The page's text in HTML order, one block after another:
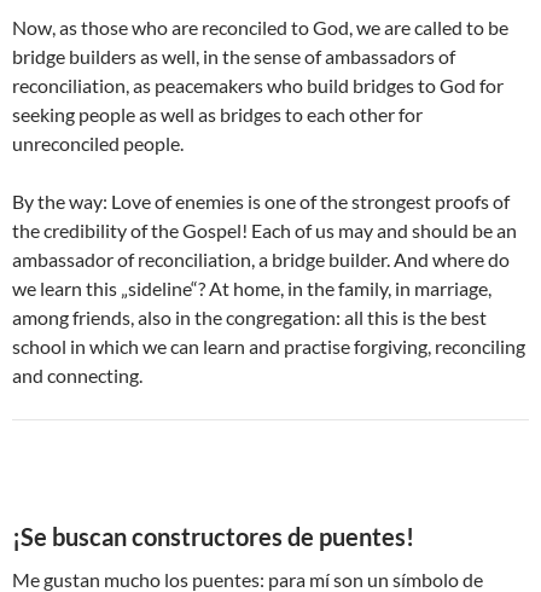
Now, as those who are reconciled to God, we are called to be
bridge builders as well, in the sense of ambassadors of
reconciliation, as peacemakers who build bridges to God for
seeking people as well as bridges to each other for
unreconciled people.
By the way: Love of enemies is one of the strongest proofs of
the credibility of the Gospel! Each of us may and should be an
ambassador of reconciliation, a bridge builder. And where do
we learn this „sideline“? At home, in the family, in marriage,
among friends, also in the congregation: all this is the best
school in which we can learn and practise forgiving, reconciling
and connecting.
¡Se buscan constructores de puentes!
Me gustan mucho los puentes: para mí son un símbolo de